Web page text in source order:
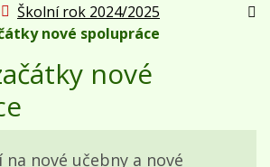
Školní rok 2024/2025
nové spolupráce
nové
na nové učebny a nové